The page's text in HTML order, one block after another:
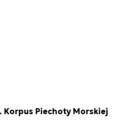
Korpus Piechoty Morskiej